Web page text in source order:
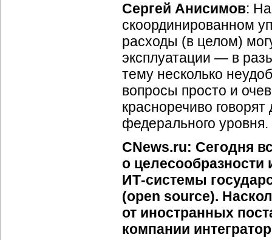
Сергей Анисимов:
скоординированном
расходы (в целом)
эксплуатации — в
тему несколько
вопросы просто и
красноречиво
федерального уровня.
CNews.ru: Сегодня
о целесообразности
ИТ-системы
(open source).
от иностранных
компании